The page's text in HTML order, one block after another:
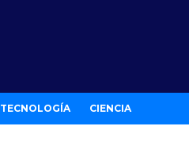
TECNOLOGÍA CIENCIA